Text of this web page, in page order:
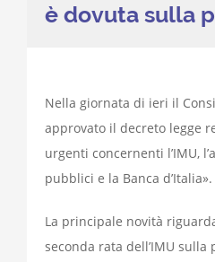
è dovuta sulla
Nella giornata di ieri il
approvato il decreto legge
urgenti concernenti l’IMU,
pubblici e la Banca d’Italia».
La principale novità
seconda rata dell’IMU